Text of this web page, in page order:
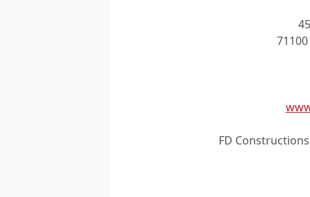
71100
FD